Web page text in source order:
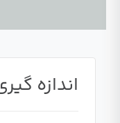
اندازه